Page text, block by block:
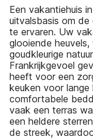
Een vakantiehuis
uitvalsbasis om de
te ervaren. Uw
glooiende
goudkleurige
Frankrijkgevoel
heeft voor een
keuken voor
comfortabele
vaak een terras
een heldere
de streek,